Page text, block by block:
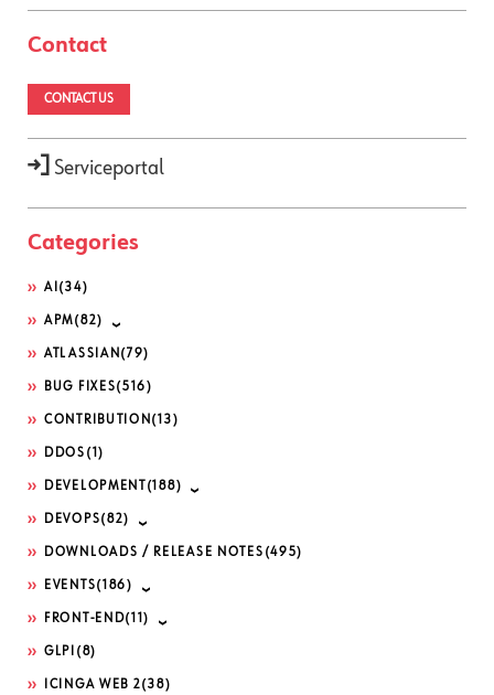
Contact
CONTACT US
Serviceportal
Categories
AI (34)
APM(82)
ATLASSIAN (79)
BUG FIXES(516)
CONTRIBUTION (13)
DDOS (1)
DEVELOPMENT (188)
DEVOPS(82)
DOWNLOADS / RELEASE NOTES (495)
EVENTS(186)
FRONT-END(11)
GLPI (8)
ICINGA WEB 2(38)